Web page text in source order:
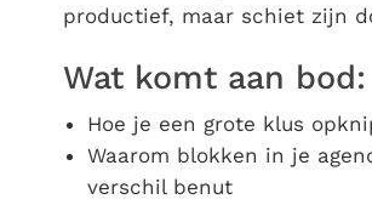
productief, maar schiet zijn
Wat komt aan bod:
Hoe je een grote klus
Waarom blokken in je
verschil benut